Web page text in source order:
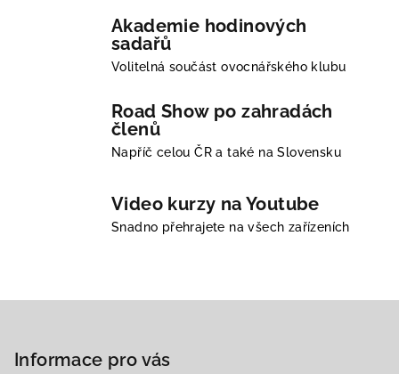
Akademie hodinových
sadařů
Volitelná součást ovocnářského klubu
Road Show po zahradách
členů
Napříč celou ČR a také na Slovensku
Video kurzy na Youtube
Snadno přehrajete na všech zařízeních
Informace pro vás